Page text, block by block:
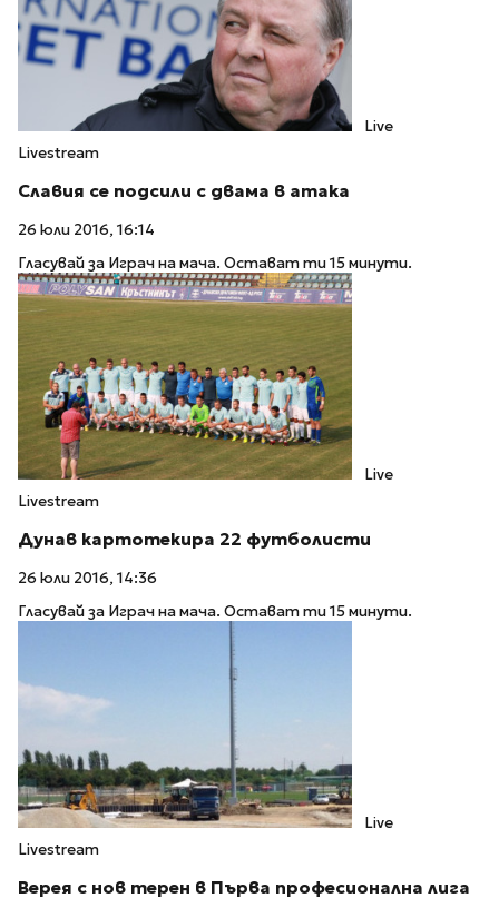
Live
Livestream
Славия се подсили с двама в атака
26 юли 2016, 16:14
Гласувай за Играч на мача. Остават ти 15 минути.
Live
Livestream
Дунав картотекира 22 футболисти
26 юли 2016, 14:36
Гласувай за Играч на мача. Остават ти 15 минути.
Live
Livestream
Верея с нов терен в Първа професионална лига